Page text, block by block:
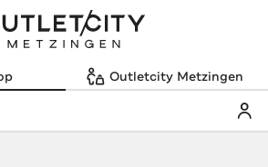
Outletcity Metzingen